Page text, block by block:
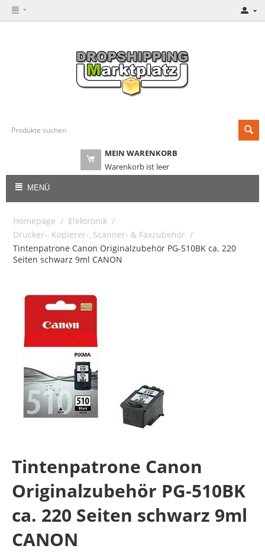
MEIN WARENKORB
Warenkorb ist leer
MENÜ
Homepage / Elektronik /
Drucker-, Kopierer-, Scanner- & Faxzubehör /
Tintenpatrone Canon Originalzubehör PG-510BK ca. 220
Seiten schwarz 9ml CANON
Tintenpatrone Canon
Originalzubehör PG-510BK
ca. 220 Seiten schwarz 9ml
CANON